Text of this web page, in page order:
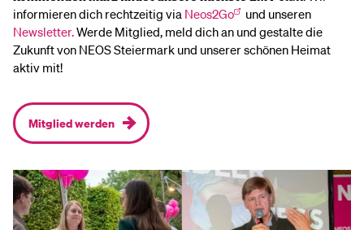
informieren dich rechtzeitig via Neos2Go
und unseren
Newsletter.Werde Mitglied, meld dich an und gestalte die
Zukunft von NEOS Steiermark und unserer schönen Heimat
aktiv mit!
Mitglied werden